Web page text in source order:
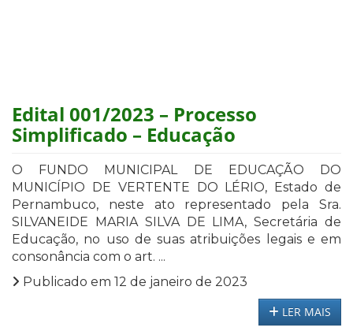
Edital 001/2023 – Processo
Simplificado – Educação
O FUNDO MUNICIPAL DE EDUCAÇÃO DO
MUNICÍPIO DE VERTENTE DO LÉRIO, Estado de
Pernambuco, neste ato representado pela Sra.
SILVANEIDE MARIA SILVA DE LIMA, Secretária de
Educação, no uso de suas atribuições legais e em
consonância com o art. ...
Publicado em 12 de janeiro de 2023
LER MAIS